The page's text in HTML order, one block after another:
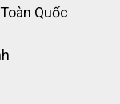
Quốc